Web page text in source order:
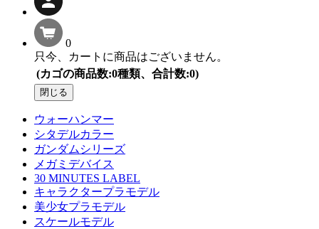
0
只今、カートに商品はございません。
(カゴの商品数:0種類、合計数:0)
閉じる
ウォーハンマー
シタデルカラー
ガンダムシリーズ
メガミデバイス
30 MINUTES LABEL
キャラクタープラモデル
美少女プラモデル
スケールモデル